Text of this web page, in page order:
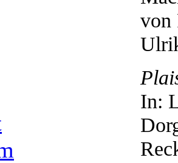
von
In: